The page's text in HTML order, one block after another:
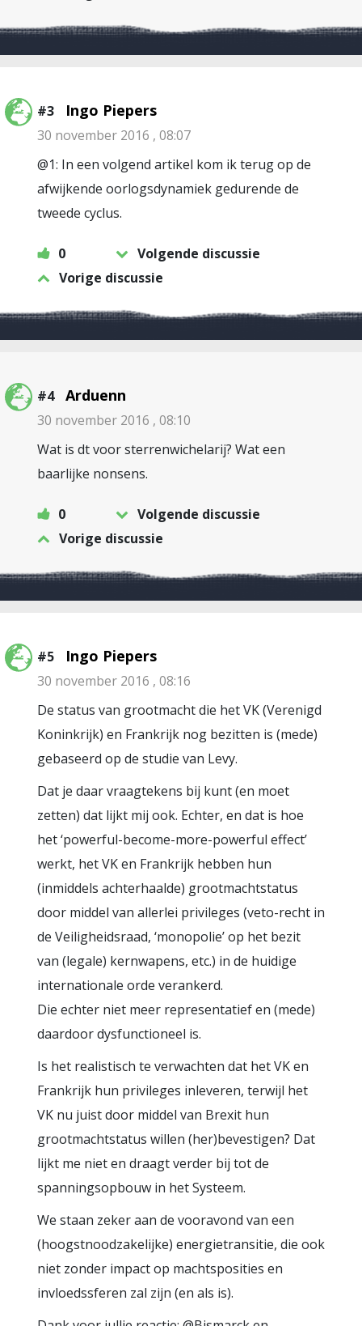
#3 Ingo Piepers
30 november 2016 , 08:07
@1: In een volgend artikel kom ik terug op de
afwijkende oorlogsdynamiek gedurende de
tweede cyclus.
0
Volgende discussie
Vorige discussie
#4 Arduenn
30 november 2016 , 08:10
Wat is dt voor sterrenwichelarij? Wat een
baarlijke nonsens.
0
Volgende discussie
Vorige discussie
#5 Ingo Piepers
30 november 2016 , 08:16
De status van grootmacht die het VK (Verenigd
Koninkrijk) en Frankrijk nog bezitten is (mede)
gebaseerd op de studie van Levy.
Dat je daar vraagtekens bij kunt (en moet
zetten) dat lijkt mij ook. Echter, en dat is hoe
het ‘powerful-become-more-powerful effect’
werkt, het VK en Frankrijk hebben hun
(inmiddels achterhaalde) grootmachtstatus
door middel van allerlei privileges (veto-recht in
de Veiligheidsraad, ‘monopolie’ op het bezit
van (legale) kernwapens, etc.) in de huidige
internationale orde verankerd.
Die echter niet meer representatief en (mede)
daardoor dysfunctioneel is.
Is het realistisch te verwachten dat het VK en
Frankrijk hun privileges inleveren, terwijl het
VK nu juist door middel van Brexit hun
grootmachtstatus willen (her)bevestigen? Dat
lijkt me niet en draagt verder bij tot de
spanningsopbouw in het Systeem.
We staan zeker aan de vooravond van een
(hoogstnoodzakelijke) energietransitie, die ook
niet zonder impact op machtsposities en
invloedssferen zal zijn (en als is).